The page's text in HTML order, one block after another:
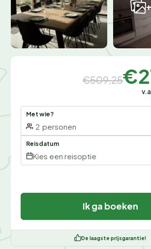
€509,25
Met wie?
2 personen
Reisdatum
Kies een reisoptie
Ik ga boeken
De laagste prijsgarantie!